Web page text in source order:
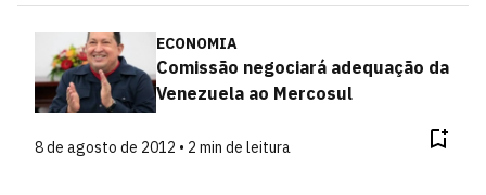
ECONOMIA
Comissão negociará adequação da
Venezuela ao Mercosul
8 de agosto de 2012 • 2 min de leitura